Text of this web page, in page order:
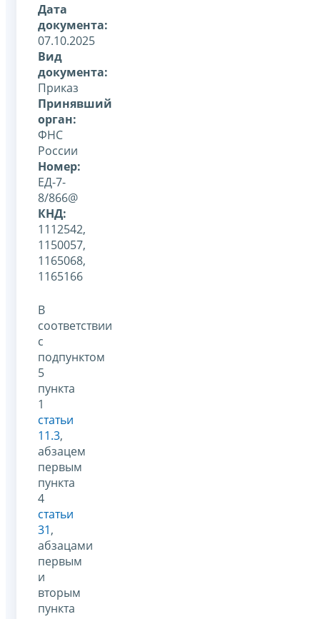
Дата
документа:
07.10.2025
Вид
документа:
Приказ
Принявший
орган:
ФНС
России
Номер:
ЕД-7-
8/866@
КНД:
1112542,
1150057,
1165068,
1165166
В
соответствии
с
подпунктом
5
пункта
1
статьи
11.3,
абзацем
первым
пункта
4
статьи
31,
абзацами
первым
и
вторым
пункта